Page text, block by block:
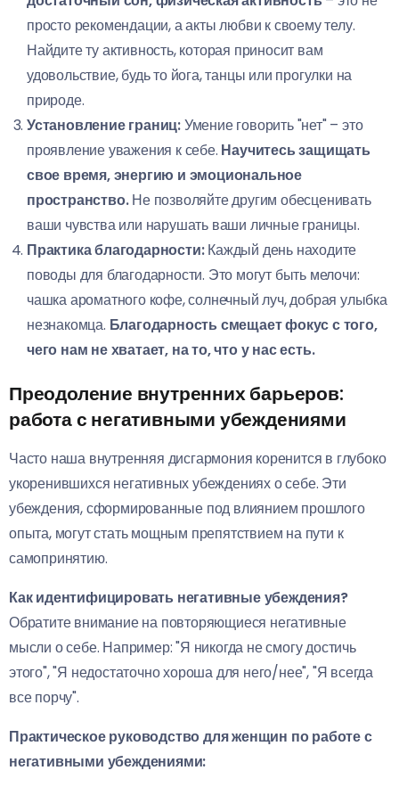
просто рекомендации, а акты любви к своему телу.
Найдите ту активность, которая приносит вам
удовольствие, будь то йога, танцы или прогулки на
природе.
Установление границ:Умение говорить "нет" – это
проявление уважения к себе. Научитесь защищать
свое время, энергию и эмоциональное
пространство.Не позволяйте другим обесценивать
ваши чувства или нарушать ваши личные границы.
Практика благодарности:Каждый день находите
поводы для благодарности. Это могут быть мелочи:
чашка ароматного кофе, солнечный луч, добрая улыбка
незнакомца. Благодарность смещает фокус с того,
чего нам не хватает, на то, что у нас есть.
Преодоление внутренних барьеров:
работа с негативными убеждениями
Часто наша внутренняя дисгармония коренится в глубоко
укоренившихся негативных убеждениях о себе. Эти
убеждения, сформированные под влиянием прошлого
опыта, могут стать мощным препятствием на пути к
самопринятию.
Как идентифицировать негативные убеждения?
Обратите внимание на повторяющиеся негативные
мысли о себе. Например: "Я никогда не смогу достичь
этого", "Я недостаточно хороша для него/нее", "Я всегда
все порчу".
Практическое руководство для женщин по работе с
негативными убеждениями: